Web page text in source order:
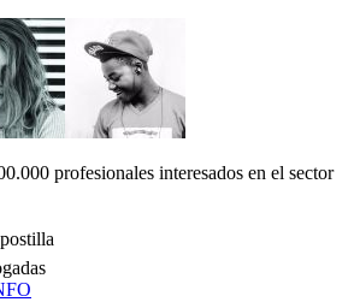
profesionales interesados en el sector